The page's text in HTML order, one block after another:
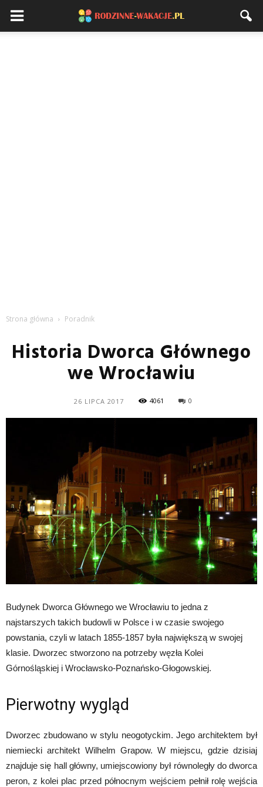
Strona główna Poradnik
Historia Dworca Głównego
we Wrocławiu
26 LIPCA 2017 4061 0
Budynek Dworca Głównego we Wrocławiu to jedna z
najstarszych takich budowli w Polsce i w czasie swojego
powstania, czyli w latach 1855-1857 była największą w swojej
klasie. Dworzec stworzono na potrzeby węzła Kolei
Górnośląskiej i Wrocławsko-Poznańsko-Głogowskiej.
Pierwotny wygląd
Dworzec zbudowano w stylu neogotyckim. Jego architektem był
niemiecki architekt Wilhelm Grapow. W miejscu, gdzie dzisiaj
znajduje się hall główny, umiejscowiony był równoległy do dworca
peron, z kolei plac przed północnym wejściem pełnił rolę wejścia